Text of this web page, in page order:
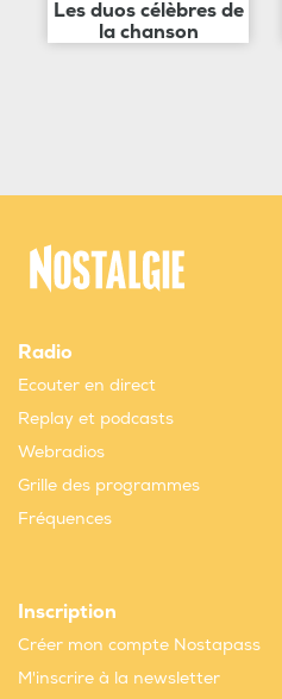
Les duos célèbres de
la chanson
Radio
Ecouter en direct
Replay et podcasts
Webradios
Grille des programmes
Fréquences
Inscription
Créer mon compte Nostapass
M'inscrire à la newsletter